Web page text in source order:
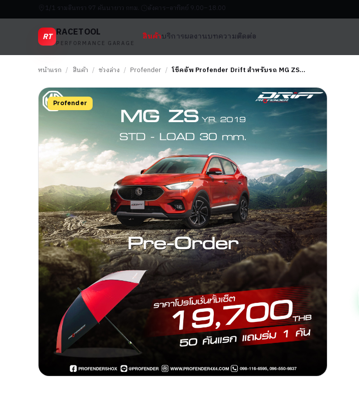
1/1 รามอินทรา 97 คันนายาว กทม. อังคาร–อาทิตย์ 9.00–18.00
RT RACETOOL
PERFORMANCE GARAGE
สินค้าบริการผลงานบทความติดต่อ
หน้าแรก / สินค้า / ช่วงล่าง / Profender / โช็คอัพ Profender Drift สำหรับรถ MG ZS…
Profender